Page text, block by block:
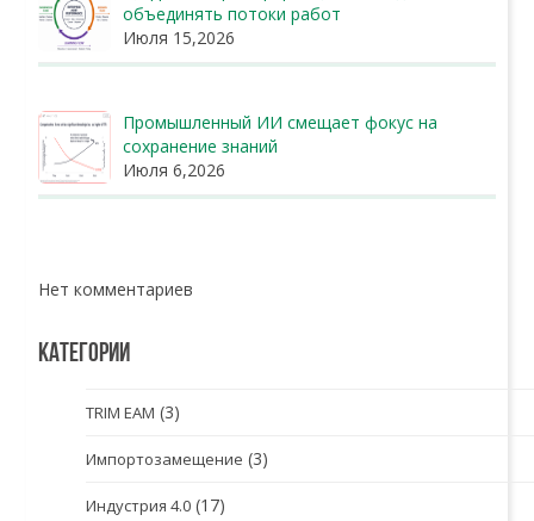
объединять потоки работ
Июля 15,2026
Промышленный ИИ смещает фокус на
сохранение знаний
Июля 6,2026
Нет комментариев
КАТЕГОРИИ
TRIM EAM (3)
Импортозамещение (3)
Индустрия 4.0 (17)